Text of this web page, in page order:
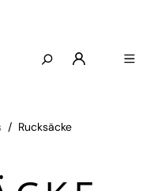
/ Rucksäcke